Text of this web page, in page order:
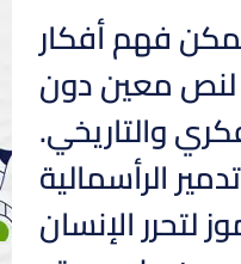
فهم أفكار
معين دون
والتاريخي.
الرأسمالية
لتحرر الإنسان